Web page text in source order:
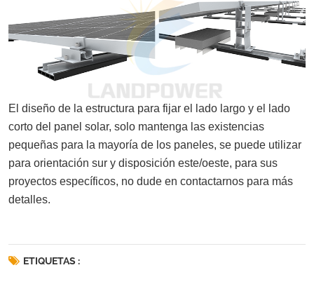
El diseño de la estructura para fijar el lado largo y el lado
corto del panel solar, solo mantenga las existencias
pequeñas para la mayoría de los paneles, se puede utilizar
para orientación sur y disposición este/oeste, para sus
proyectos específicos, no dude en contactarnos para más
detalles.
ETIQUETAS :